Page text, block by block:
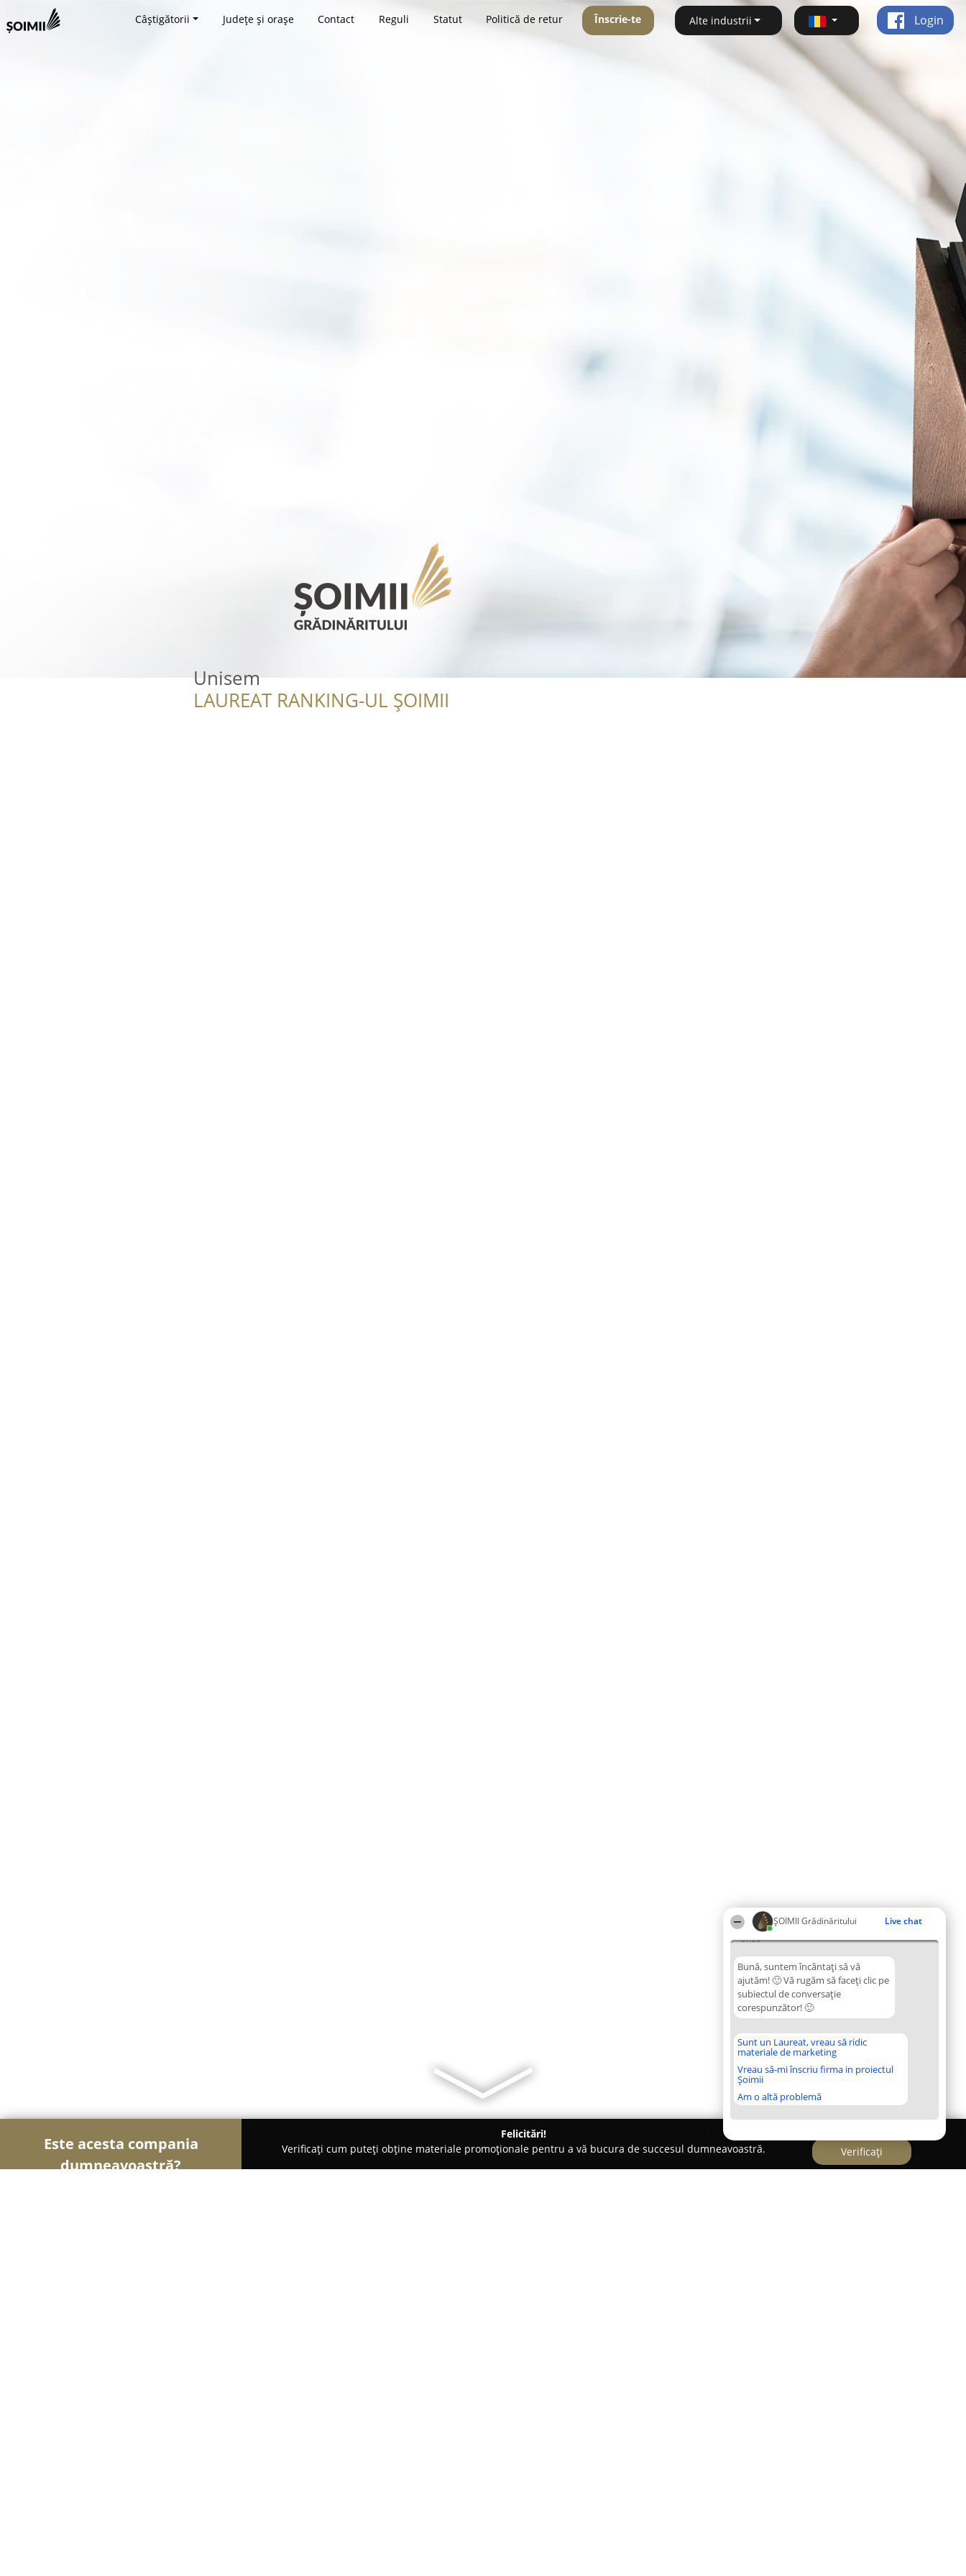
ȘOIMII Grădinăritului Live chat
07:26
Bună, suntem încântați să vă
ajutăm! 🙂 Vă rugăm să faceți clic pe
subiectul de conversație
corespunzător! 🙂
Sunt un Laureat, vreau să ridic
materiale de marketing
Vreau să-mi înscriu firma in proiectul
Șoimii
Am o altă problemă
Câștigătorii Județe și orașe Contact Reguli Statut Politică de retur Înscrie-te Alte industrii Login
Unisem
LAUREAT RANKING-UL ȘOIMII
Este acesta compania
dumneavoastră?
Felicitări!
Verificați cum puteți obține materiale promoționale pentru a vă bucura de succesul dumneavoastră.
Verificați